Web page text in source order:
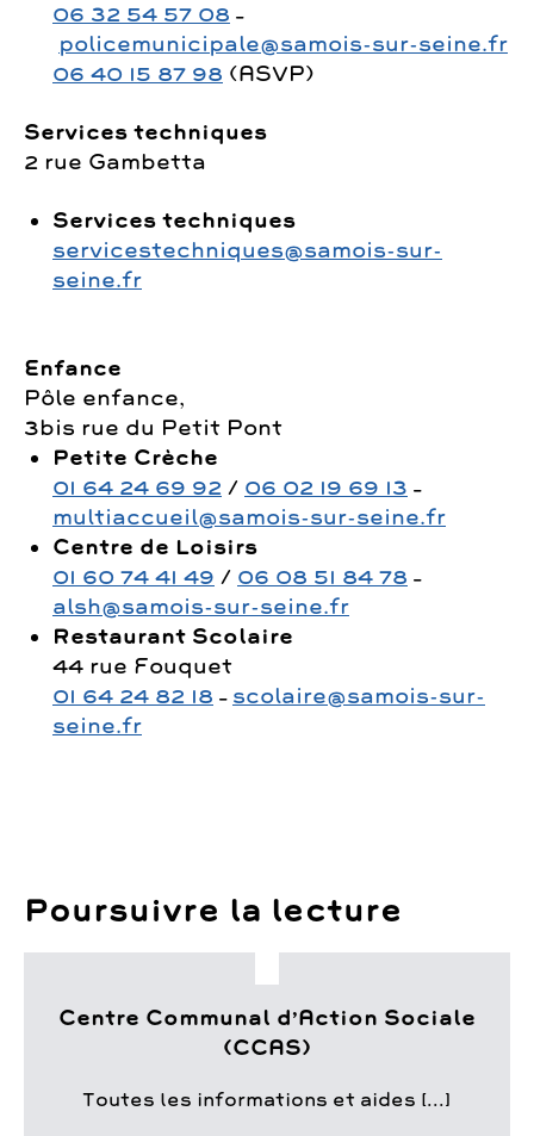
06 32 54 57 08 –
policemunicipale@samois-sur-seine.fr
06 40 15 87 98 (ASVP)
Services techniques
2 rue Gambetta
Services techniques
servicestechniques@samois-sur-
seine.fr
Enfance
Pôle enfance,
3bis rue du Petit Pont
Petite Crèche
01 64 24 69 92 / 06 02 19 69 13 –
multiaccueil@samois-sur-seine.fr
Centre de Loisirs
01 60 74 41 49 / 06 08 51 84 78 –
alsh@samois-sur-seine.fr
Restaurant Scolaire
44 rue Fouquet
01 64 24 82 18 – scolaire@samois-sur-
seine.fr
Poursuivre la lecture
Centre Communal d’Action Sociale
(CCAS)
Toutes les informations et aides [...]